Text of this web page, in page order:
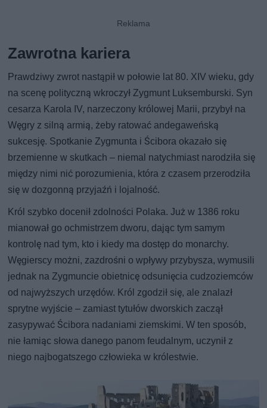
Zawrotna kariera
Prawdziwy zwrot nastąpił w połowie lat 80. XIV wieku, gdy
na scenę polityczną wkroczył Zygmunt Luksemburski. Syn
cesarza Karola IV, narzeczony królowej Marii, przybył na
Węgry z silną armią, żeby ratować andegaweńską
sukcesję. Spotkanie Zygmunta i Ścibora okazało się
brzemienne w skutkach – niemal natychmiast narodziła się
między nimi nić porozumienia, która z czasem przerodziła
się w dozgonną przyjaźń i lojalność.
Król szybko docenił zdolności Polaka. Już w 1386 roku
mianował go ochmistrzem dworu, dając tym samym
kontrolę nad tym, kto i kiedy ma dostęp do monarchy.
Węgierscy możni, zazdrośni o wpływy przybysza, wymusili
jednak na Zygmuncie obietnicę odsunięcia cudzoziemców
od najwyższych urzędów. Król zgodził się, ale znalazł
sprytne wyjście – zamiast tytułów dworskich zaczął
zasypywać Ścibora nadaniami ziemskimi. W ten sposób,
nie łamiąc słowa danego panom feudalnym, uczynił z
niego najbogatszego człowieka w królestwie.